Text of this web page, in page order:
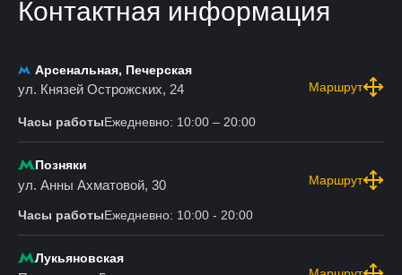
Контактная информация
Арсенальная, Печерская
ул. Князей Острожских, 24 Маршрут
Часы работыЕжедневно: 10:00 – 20:00
Позняки
ул. Анны Ахматовой, 30 Маршрут
Часы работыЕжедневно: 10:00 - 20:00
Лукьяновская